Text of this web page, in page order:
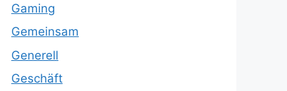
Gaming
Gemeinsam
Generell
Geschäft